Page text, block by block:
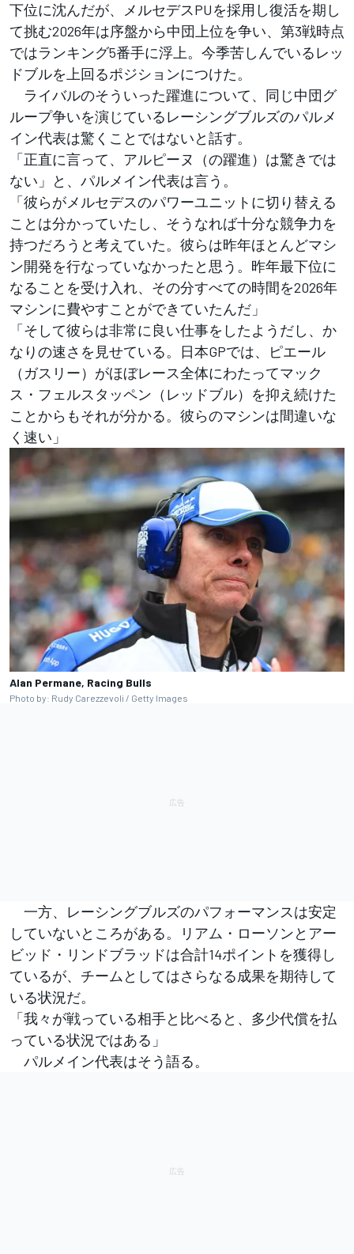
下位に沈んだが、メルセデスPUを採用し復活を期し
て挑む2026年は序盤から中団上位を争い、第3戦時点
ではランキング5番手に浮上。今季苦しんでいるレッ
ドブルを上回るポジションにつけた。
ライバルのそういった躍進について、同じ中団グ
ループ争いを演じているレーシングブルズのパルメ
イン代表は驚くことではないと話す。
「正直に言って、アルピーヌ（の躍進）は驚きでは
ない」と、パルメイン代表は言う。
「彼らがメルセデスのパワーユニットに切り替える
ことは分かっていたし、そうなれば十分な競争力を
持つだろうと考えていた。彼らは昨年ほとんどマシ
ン開発を行なっていなかったと思う。昨年最下位に
なることを受け入れ、その分すべての時間を2026年
マシンに費やすことができていたんだ」
「そして彼らは非常に良い仕事をしたようだし、か
なりの速さを見せている。日本GPでは、ピエール
（ガスリー）がほぼレース全体にわたってマック
ス・フェルスタッペン（レッドブル）を抑え続けた
ことからもそれが分かる。彼らのマシンは間違いな
く速い」
Alan Permane, Racing Bulls
Photo by: Rudy Carezzevoli / Getty Images
一方、レーシングブルズのパフォーマンスは安定
していないところがある。リアム・ローソンとアー
ビッド・リンドブラッドは合計14ポイントを獲得し
ているが、チームとしてはさらなる成果を期待して
いる状況だ。
「我々が戦っている相手と比べると、多少代償を払
っている状況ではある」
パルメイン代表はそう語る。